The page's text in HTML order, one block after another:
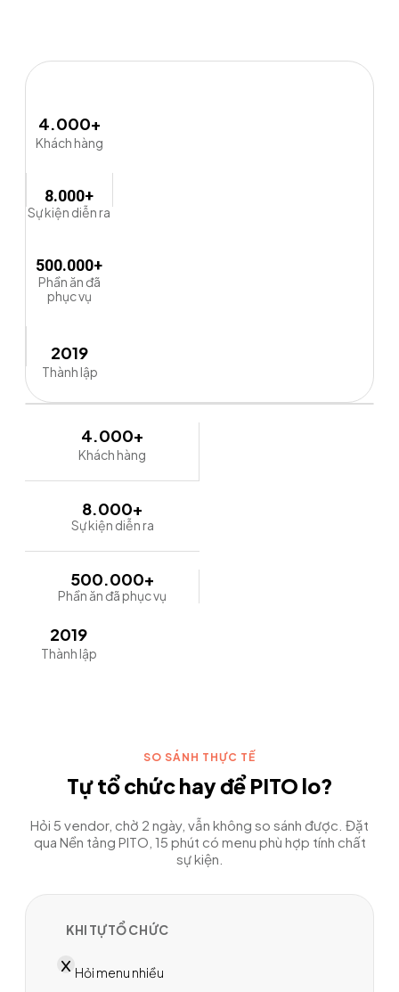
4.000+
Khách hàng
8.000+
Sự kiện diễn ra
500.000+
Phần ăn đã
phục vụ
2019
Thành lập
4.000+
Khách hàng
8.000+
Sự kiện diễn ra
500.000+
Phần ăn đã phục vụ
2019
Thành lập
SO SÁNH THỰC TẾ
Tự tổ chức hay để PITO lo?
Hỏi 5 vendor, chờ 2 ngày, vẫn không so sánh được. Đặt
qua Nền tảng PITO, 15 phút có menu phù hợp tính chất
sự kiện.
KHI TỰ TỔCHỨC
Hỏi menu nhiều